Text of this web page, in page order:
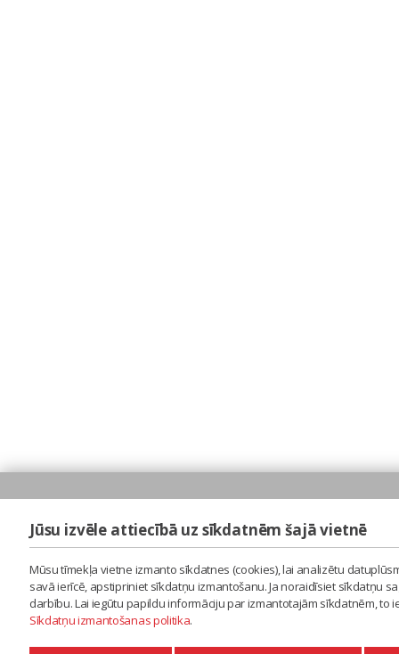
Jūsu izvēle attiecībā uz sīkdatnēm šajā vietnē
Mūsu tīmekļa vietne izmanto sīkdatnes (cookies), lai analizētu
savā ierīcē, apstipriniet sīkdatņu izmantošanu. Ja noraidīsiet sīkdatņu
darbību. Lai iegūtu papildu informāciju par izmantotajām sīkdatnēm,
Sīkdatņu izmantošanas politika.